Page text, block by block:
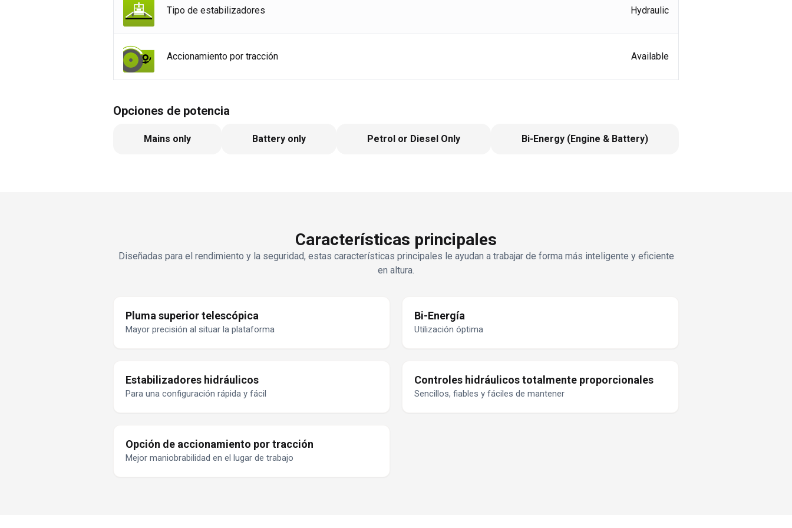
Tipo de estabilizadores Hydraulic
Accionamiento por tracción Available
Opciones de potencia
Mains only Battery only Petrol or Diesel Only Bi-Energy (Engine & Battery)
Características principales
Diseñadas para el rendimiento y la seguridad, estas características principales le ayudan a trabajar de forma más inteligente y eficiente
en altura.
Pluma superior telescópica
Mayor precisión al situar la plataforma
Bi-Energía
Utilización óptima
Estabilizadores hidráulicos
Para una configuración rápida y fácil
Controles hidráulicos totalmente proporcionales
Sencillos, fiables y fáciles de mantener
Opción de accionamiento por tracción
Mejor maniobrabilidad en el lugar de trabajo